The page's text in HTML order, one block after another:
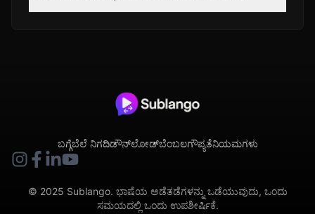
ಬಗ್ಗೆಬೆಲೆ ನಿಗದಿಡೌನ್‌ಲೋಡ್ಬೆಂಬಲಗೌಪ್ಯತೆನಿಯಮಗಳು
© 2025 Sublango. ಭಾಷೆಯ ಅಡೆತಡೆಗಳನ್ನು ಒಡೆಯುವುದು, ಒಂದು
ಸಮಯದಲ್ಲಿ ಒಂದು ಉಪಶೀರ್ಷಿಕೆ.